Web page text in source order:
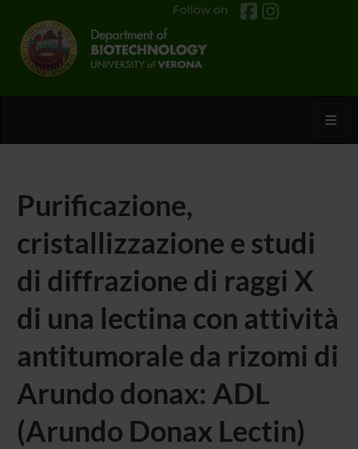
Follow on
Purificazione,
cristallizzazione e studi
di diffrazione di raggi X
di una lectina con attività
antitumorale da rizomi di
Arundo donax: ADL
(Arundo Donax Lectin)